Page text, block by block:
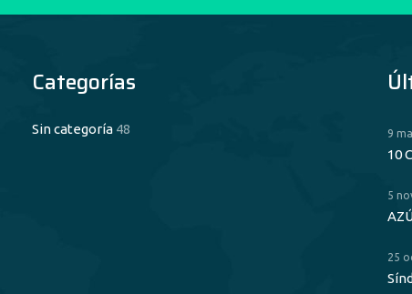
Categorías
Sin categoría 48 9
10
5
25